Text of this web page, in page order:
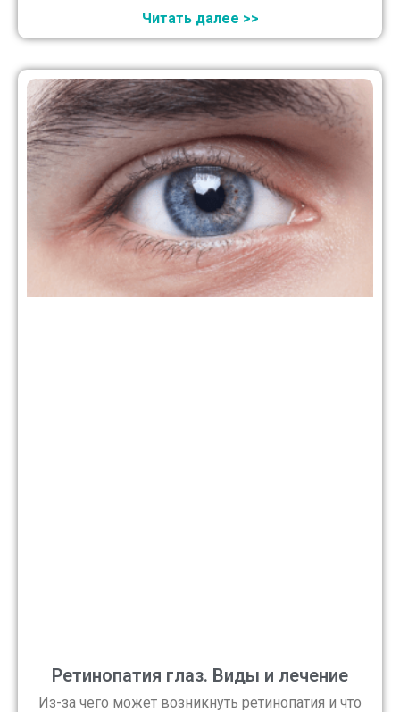
Читать далее >>
Ретинопатия глаз. Виды и лечение
Из-за чего может возникнуть ретинопатия и что